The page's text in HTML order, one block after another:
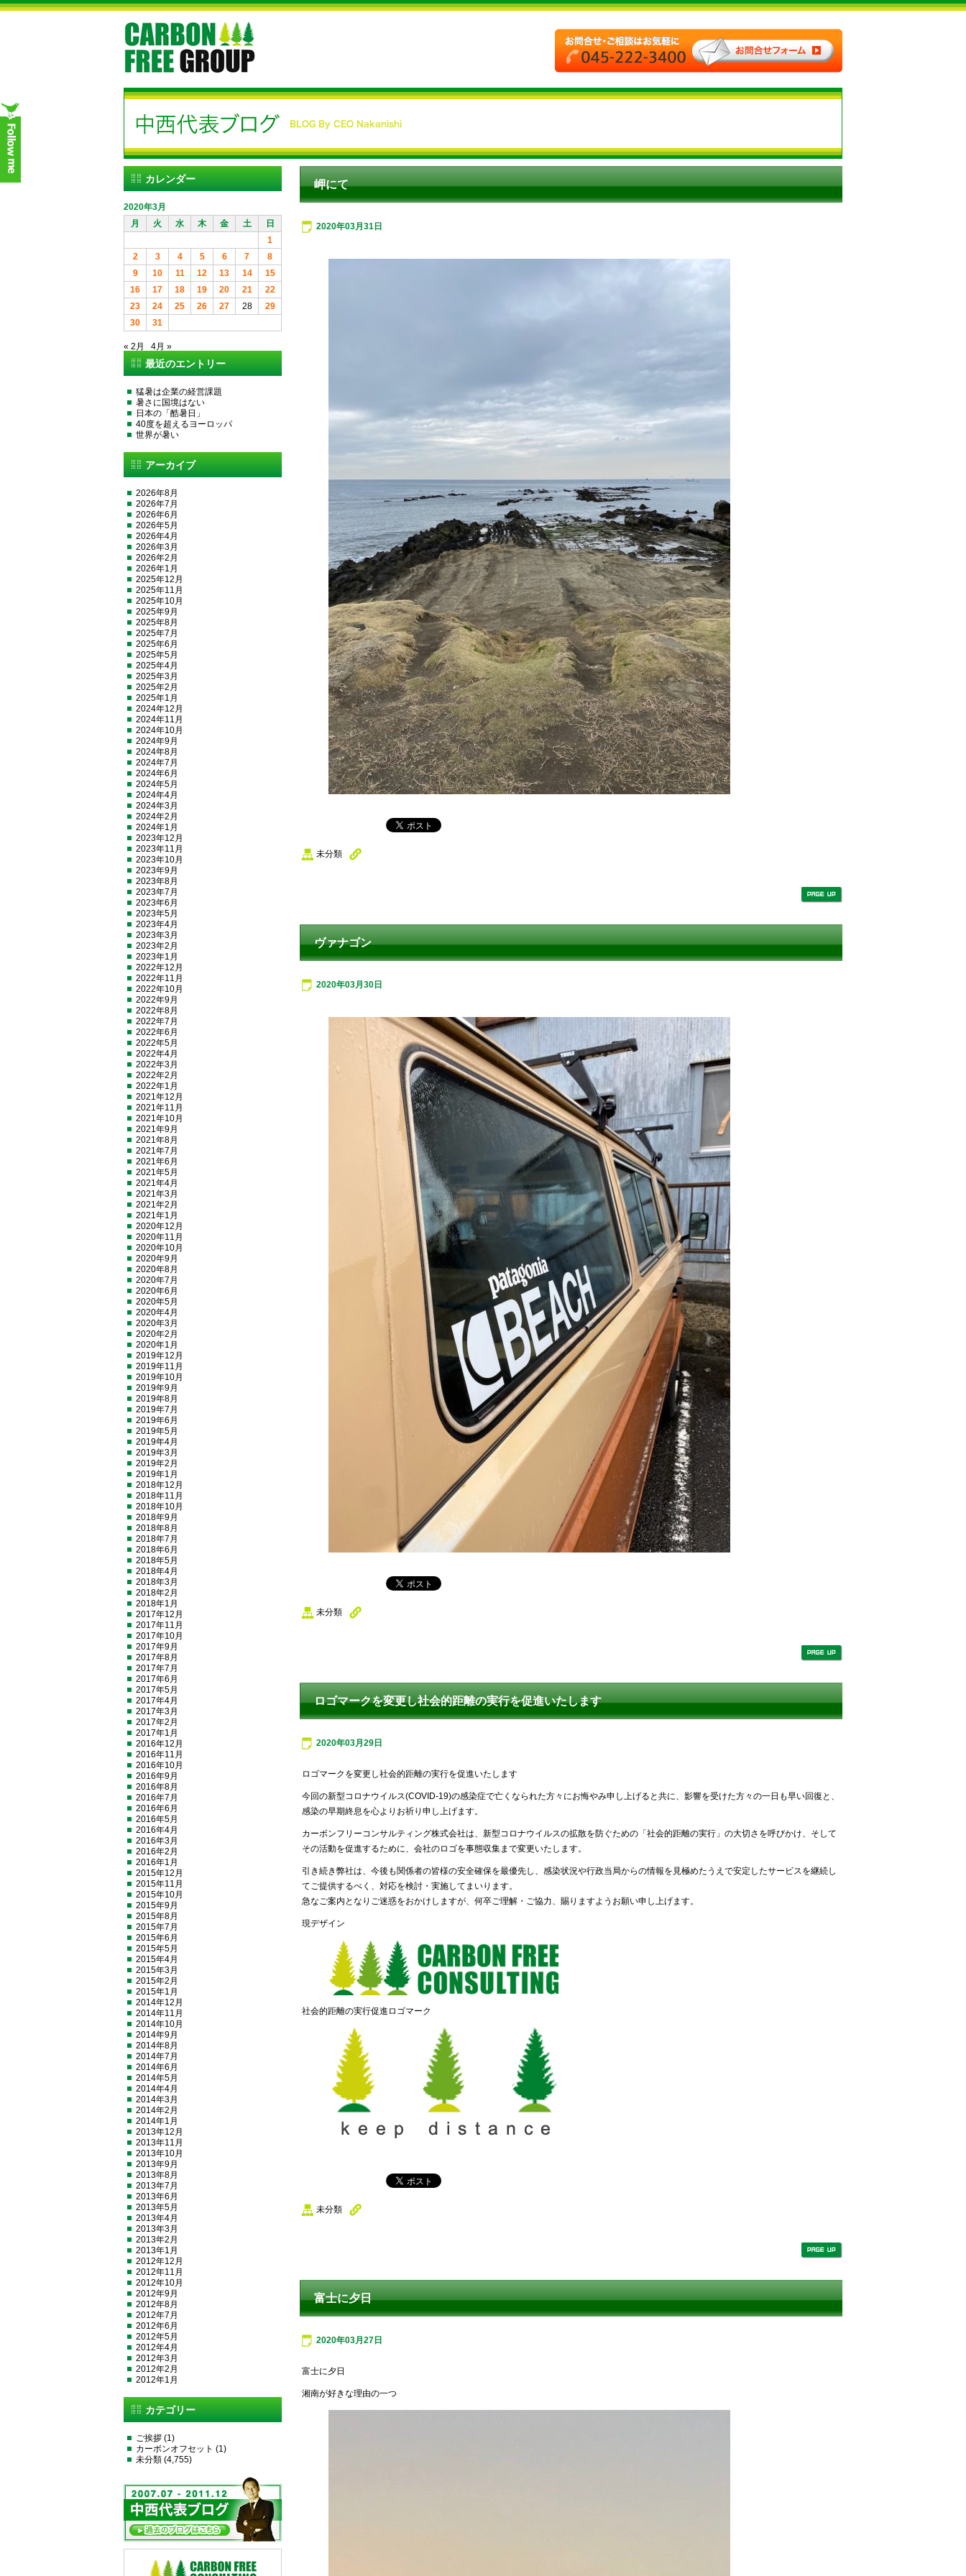
岬にて
2020年03月31日
未分類
ヴァナゴン
2020年03月30日
未分類
ロゴマークを変更し社会的距離の実行を促進いたします
2020年03月29日
ロゴマークを変更し社会的距離の実行を促進いたします
今回の新型コロナウイルス(COVID-19)の感染症で亡くなられた方々にお悔やみ申し上げると共に、影響を受けた方々の一日も早い回復と、
感染の早期終息を心よりお祈り申し上げます。
カーボンフリーコンサルティング株式会社は、新型コロナウイルスの拡散を防ぐための「社会的距離の実行」の大切さを呼びかけ、そして
その活動を促進するために、会社のロゴを事態収集まで変更いたします。
引き続き弊社は、今後も関係者の皆様の安全確保を最優先し、感染状況や行政当局からの情報を見極めたうえで安定したサービスを継続し
てご提供するべく、対応を検討・実施してまいります。
急なご案内となりご迷惑をおかけしますが、何卒ご理解・ご協力、賜りますようお願い申し上げます。
現デザイン
社会的距離の実行促進ロゴマーク
未分類
富士に夕日
2020年03月27日
富士に夕日
湘南が好きな理由の一つ
カレンダー
2020年3月
月
火 水 木 金 土
日
1
2
3 4 5 6 7
8
9
10 11 12 13 14
15
16
17 18 19 20 21
22
23
24 25 26 27 28
29
30
31
« 2月 4月 »
最近のエントリー
猛暑は企業の経営課題
暑さに国境はない
日本の「酷暑日」
40度を超えるヨーロッパ
世界が暑い
アーカイブ
2026年8月
2026年7月
2026年6月
2026年5月
2026年4月
2026年3月
2026年2月
2026年1月
2025年12月
2025年11月
2025年10月
2025年9月
2025年8月
2025年7月
2025年6月
2025年5月
2025年4月
2025年3月
2025年2月
2025年1月
2024年12月
2024年11月
2024年10月
2024年9月
2024年8月
2024年7月
2024年6月
2024年5月
2024年4月
2024年3月
2024年2月
2024年1月
2023年12月
2023年11月
2023年10月
2023年9月
2023年8月
2023年7月
2023年6月
2023年5月
2023年4月
2023年3月
2023年2月
2023年1月
2022年12月
2022年11月
2022年10月
2022年9月
2022年8月
2022年7月
2022年6月
2022年5月
2022年4月
2022年3月
2022年2月
2022年1月
2021年12月
2021年11月
2021年10月
2021年9月
2021年8月
2021年7月
2021年6月
2021年5月
2021年4月
2021年3月
2021年2月
2021年1月
2020年12月
2020年11月
2020年10月
2020年9月
2020年8月
2020年7月
2020年6月
2020年5月
2020年4月
2020年3月
2020年2月
2020年1月
2019年12月
2019年11月
2019年10月
2019年9月
2019年8月
2019年7月
2019年6月
2019年5月
2019年4月
2019年3月
2019年2月
2019年1月
2018年12月
2018年11月
2018年10月
2018年9月
2018年8月
2018年7月
2018年6月
2018年5月
2018年4月
2018年3月
2018年2月
2018年1月
2017年12月
2017年11月
2017年10月
2017年9月
2017年8月
2017年7月
2017年6月
2017年5月
2017年4月
2017年3月
2017年2月
2017年1月
2016年12月
2016年11月
2016年10月
2016年9月
2016年8月
2016年7月
2016年6月
2016年5月
2016年4月
2016年3月
2016年2月
2016年1月
2015年12月
2015年11月
2015年10月
2015年9月
2015年8月
2015年7月
2015年6月
2015年5月
2015年4月
2015年3月
2015年2月
2015年1月
2014年12月
2014年11月
2014年10月
2014年9月
2014年8月
2014年7月
2014年6月
2014年5月
2014年4月
2014年3月
2014年2月
2014年1月
2013年12月
2013年11月
2013年10月
2013年9月
2013年8月
2013年7月
2013年6月
2013年5月
2013年4月
2013年3月
2013年2月
2013年1月
2012年12月
2012年11月
2012年10月
2012年9月
2012年8月
2012年7月
2012年6月
2012年5月
2012年4月
2012年3月
2012年2月
2012年1月
カテゴリー
ご挨拶 (1)
カーボンオフセット (1)
未分類 (4,755)